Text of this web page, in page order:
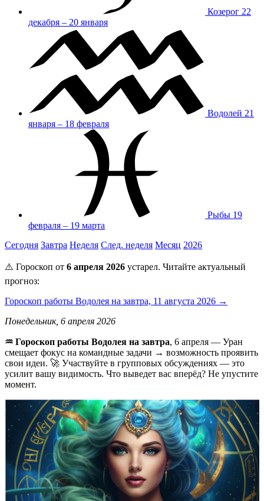
Козерог 22
декабря – 20 января
Водолей 21
января – 18 февраля
Рыбы 19
февраля – 19 марта
Сегодня Завтра Неделя След. неделя Месяц 2026
⚠️ Гороскоп от 6 апреля 2026 устарел. Читайте актуальный
прогноз:
Гороскоп работы Водолея на завтра, 11 августа 2026 →
Понедельник, 6 апреля 2026
♒ Гороскоп работы Водолея на завтра, 6 апреля — Уран
смещает фокус на командные задачи → возможность проявить
свои идеи. 🚀 Участвуйте в групповых обсуждениях — это
усилит вашу видимость. Что выведет вас вперёд? Не упустите
момент.